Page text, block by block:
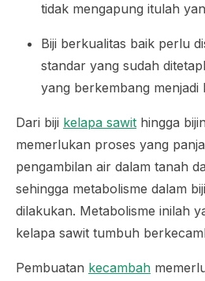
tidak mengapung itulah
Biji berkualitas baik perlu
standar yang sudah
yang berkembang menjadi
Dari biji kelapa sawit hingga
memerlukan proses yang
pengambilan air dalam tanah
sehingga metabolisme dalam
dilakukan. Metabolisme inilah
kelapa sawit tumbuh
Pembuatan kecambah